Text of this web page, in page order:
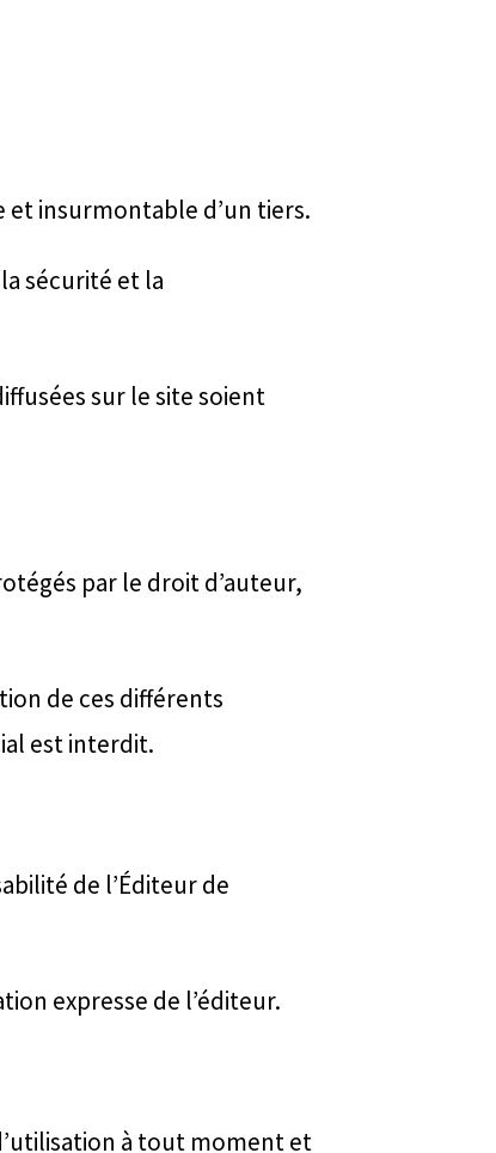
et insurmontable d’un tiers.
sécurité et la
sur le site soient
par le droit d’auteur,
de ces différents
est interdit.
de l’Éditeur de
expresse de l’éditeur.
à tout moment et